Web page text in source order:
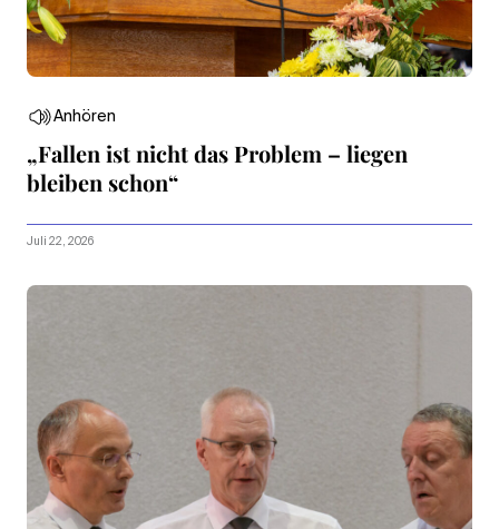
Anhören
„Fallen ist nicht das Problem – liegen
bleiben schon“
Juli 22, 2026